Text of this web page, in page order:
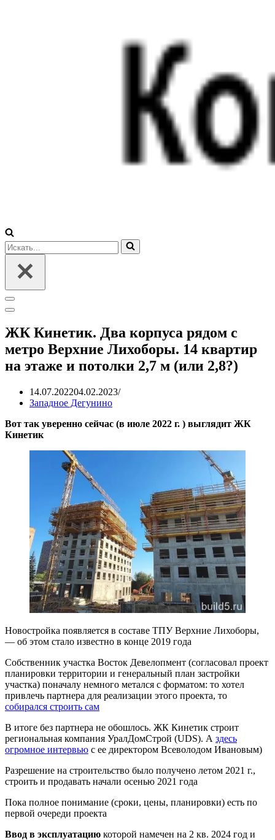
Искать...
Меню
навигации
Меню
ЖК Кинетик. Два корпуса рядом с
метро Верхние Лихоборы. 14 квартир
на этаже и потолки 2,7 м (или 2,8?)
14.07.202204.02.2023
Западное Дегунино
Вот так уверенно сейчас (в июле 2022 г. ) выглядит ЖК
Кинетик
Новостройка появляется в составе ТПУ Верхние Лихоборы,
— об этом стало известно в конце 2019 года
Собственник участка Восток Девелопмент (согласовал проект
планировки территории и генеральный план застройки
участка) поначалу немного метался с форматом: то хотел
привлечь партнера для реализации этого проекта, то
собирался строить сам
В итоге без партнера не обошлось. ЖК Кинетик строит
региональная компания УралДомСтрой (UDS). А здесь
огромное интервью с ее директором Всеволодом Ивановым)
Разрешение на строительство было получено летом 2021 г.,
строить и продавать начали осенью 2021 года
Пока полное понимание (сроки, цены, планировки) есть по
первой очереди проекта
Ввод в эксплуатацию которой намечен на 2 кв. 2024 год и